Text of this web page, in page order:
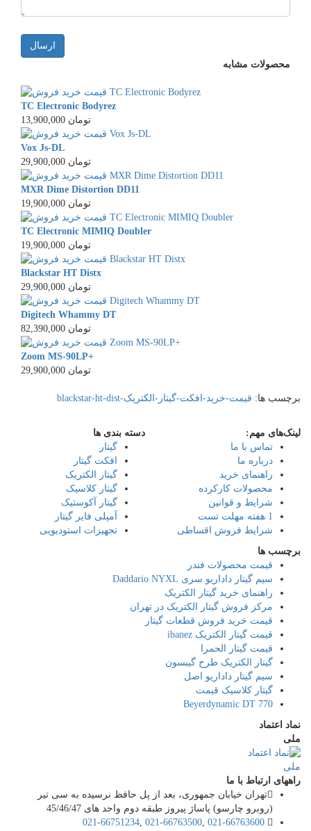
ارسال
محصولات مشابه
TC Electronic Bodyrez
13,900,000 تومان
Vox Js-DL
29,900,000 تومان
MXR Dime Distortion DD11
19,900,000 تومان
TC Electronic MIMIQ Doubler
19,900,000 تومان
Blackstar HT Distx
29,900,000 تومان
Digitech Whammy DT
82,390,000 تومان
Zoom MS-90LP+
29,900,000 تومان
برچسب ها: قیمت-خرید-افکت-گیتار-الکتریک-blackstar-ht-dist
لینک‌های مهم:
تماس با ما
درباره ما
راهنمای خرید
محصولات کارکرده
شرایط و قوانین
1 هفته مهلت تست
شرایط فروش اقساطی
دسته بندی ها
گیتار
افکت گیتار
گیتار الکتریک
گیتار کلاسیک
گیتار آکوستیک
آمپلی فایر گیتار
تجهیزات استودیویی
برچسب ها
قیمت محصولات فندر
سیم گیتار داداریو سری Daddario NYXL
راهنمای خرید گیتار الکتریک
مرکز فروش گیتار الکتریک در تهران
قیمت خرید فروش قطعات گیتار
قیمت گیتار الکتریک ibanez
قیمت گیتار الحمرا
گیتار الکتریک طرح گیبسون
سیم گیتار داداریو اصل
گیتار کلاسیک قیمت
Beyerdynamic DT 770
نماد اعتماد
ملی
راههای ارتباط با ما
تهران خیابان جمهوری، بعد از پل حافظ نرسیده به سی تیر
(روبرو چارسو) پاساژ پیروز طبقه دوم واحد های 45/46/47
021-66763600
,
021-66763500
,
021-66751234